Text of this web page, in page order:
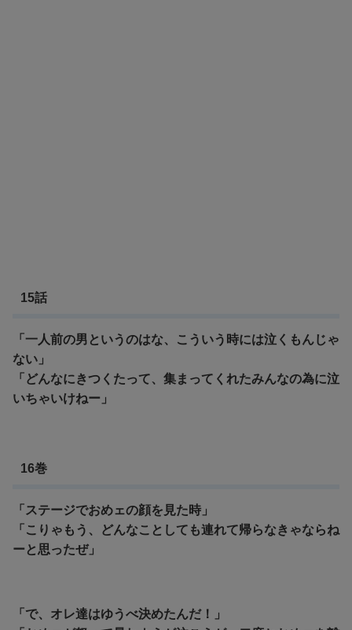
15話
「一人前の男というのはな、こういう時には泣くもんじゃ
ない」
「どんなにきつくたって、集まってくれたみんなの為に泣
いちゃいけねー」
16巻
「ステージでおめェの顔を見た時」
「こりゃもう、どんなことしても連れて帰らなきゃならね
ーと思ったぜ」
「で、オレ達はゆうべ決めたんだ！」